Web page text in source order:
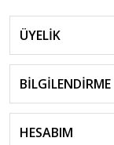
ÜYELİK
BİLGİLENDİRME
HESABIM